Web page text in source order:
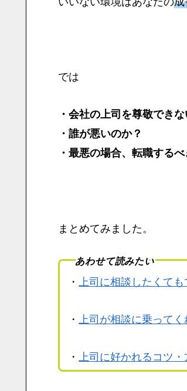
では
・会社の上司を尊敬でき
・誰が悪いのか？
・最悪の場合、転職する
まとめてみました。
あわせて読みたい
・上司に相談したくて
・上司が相談に乗って
・上司に好かれるコツ